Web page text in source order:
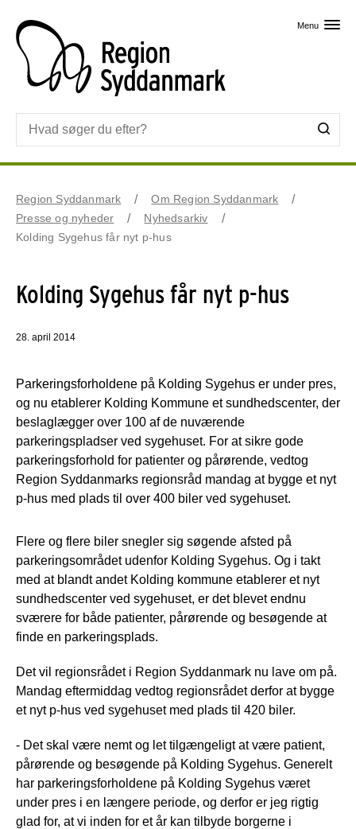
Menu
Region Syddanmark
Om Region Syddanmark
Presse og nyheder
Nyhedsarkiv
Kolding Sygehus får nyt p-hus
Kolding Sygehus får nyt p-hus
28. april 2014
Parkeringsforholdene på Kolding Sygehus er under pres,
og nu etablerer Kolding Kommune et sundhedscenter, der
beslaglægger over 100 af de nuværende
parkeringspladser ved sygehuset. For at sikre gode
parkeringsforhold for patienter og pårørende, vedtog
Region Syddanmarks regionsråd mandag at bygge et nyt
p-hus med plads til over 400 biler ved sygehuset.
Flere og flere biler snegler sig søgende afsted på
parkeringsområdet udenfor Kolding Sygehus. Og i takt
med at blandt andet Kolding kommune etablerer et nyt
sundhedscenter ved sygehuset, er det blevet endnu
sværere for både patienter, pårørende og besøgende at
finde en parkeringsplads.
Det vil regionsrådet i Region Syddanmark nu lave om på.
Mandag eftermiddag vedtog regionsrådet derfor at bygge
et nyt p-hus ved sygehuset med plads til 420 biler.
- Det skal være nemt og let tilgængeligt at være patient,
pårørende og besøgende på Kolding Sygehus. Generelt
har parkeringsforholdene på Kolding Sygehus været
under pres i en længere periode, og derfor er jeg rigtig
glad for, at vi inden for et år kan tilbyde borgerne i